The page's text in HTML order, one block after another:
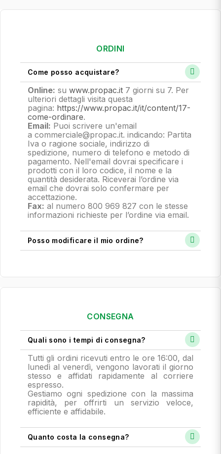
ORDINI
Come posso acquistare?
Online: su www.propac.it 7 giorni su 7. Per
ulteriori dettagli visita questa
pagina: https://www.propac.it/it/content/17-
come-ordinare.
Email: Puoi scrivere un'email
a commerciale@propac.it. indicando: Partita
Iva o ragione sociale, indirizzo di
spedizione, numero di telefono e metodo di
pagamento. Nell'email dovrai specificare i
prodotti con il loro codice, il nome e la
quantità desiderata. Riceverai l’ordine via
email che dovrai solo confermare per
accettazione.
Fax: al numero 800 969 827 con le stesse
informazioni richieste per l’ordine via email.
Posso modificare il mio ordine?
CONSEGNA
Quali sono i tempi di consegna?
Tutti gli ordini ricevuti entro le ore 16:00, dal
lunedì al venerdì, vengono lavorati il giorno
stesso e affidati rapidamente al corriere
espresso.
Gestiamo ogni spedizione con la massima
rapidità, per offrirti un servizio veloce,
efficiente e affidabile.
Quanto costa la consegna?